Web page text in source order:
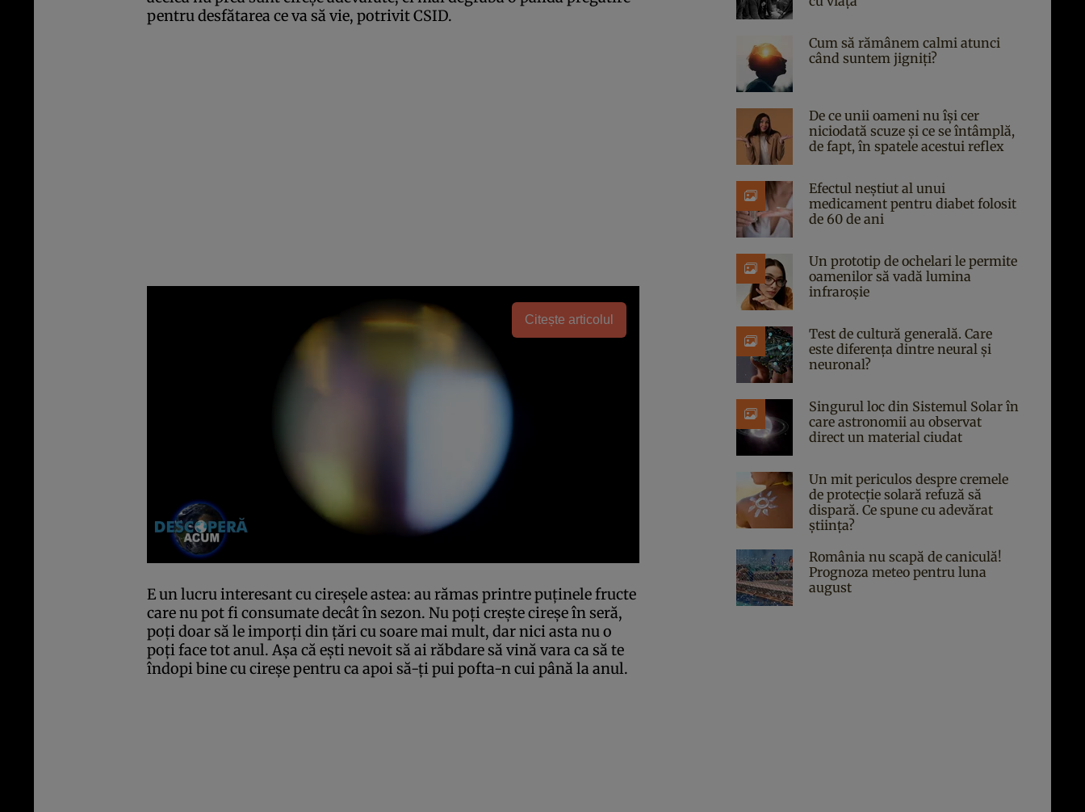
pentru desfătarea ce va să vie, potrivitCSID.
Citește articolul
E un lucru interesant cu cireşele astea: au rămas printre puţinele fructe
care nu pot fi consumate decât în sezon. Nu poţi creşte cireşe în seră,
poţi doar să le imporţi din ţări cu soare mai mult, dar nici asta nu o
poţi face tot anul. Aşa că eşti nevoit să ai răbdare să vină vara ca să te
îndopi bine cu cireşe pentru ca apoi să-ţi pui pofta-n cui până la anul.
Cum să rămânem calmi atunci
când suntem jigniți?
De ce unii oameni nu își cer
niciodată scuze și ce se întâmplă,
de fapt, în spatele acestui reflex
Efectul neștiut al unui
medicament pentru diabet folosit
de 60 de ani
Un prototip de ochelari le permite
oamenilor să vadă lumina
infraroșie
Test de cultură generală. Care
este diferența dintre neural și
neuronal?
Singurul loc din Sistemul Solar în
care astronomii au observat
direct un material ciudat
Un mit periculos despre cremele
de protecție solară refuză să
dispară. Ce spune cu adevărat
știința?
România nu scapă de caniculă!
Prognoza meteo pentru luna
august